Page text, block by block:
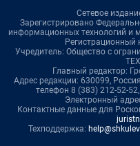
Сетевое
Зарегистрировано
информационных технологий и
Учредитель: Общество с
Главный редактор:
Адрес редакции: 630099,
телефон 8 (383) 212-52-
Электронный
Контактные данные для
Техподдержка: